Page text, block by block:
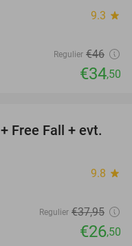
9.3 star
Regulier €46
€34,50
30%
Free Fall + evt.
9.8 star
Regulier €37,95
€26,50